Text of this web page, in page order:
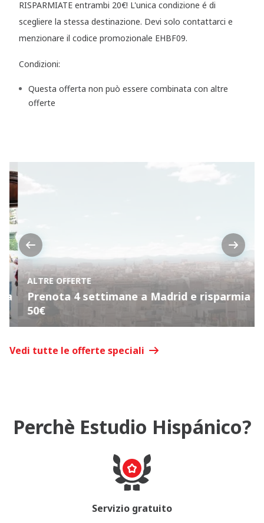
RISPARMIATE entrambi 20€! L'unica condizione é di
scegliere la stessa destinazione. Devi solo contattarci e
menzionare il codice promozionale EHBF09.
Condizioni:
Questa offerta non può essere combinata con altre
offerte
ALTRE OFFERTE
Prenota 4 settimane a Madrid e risparmia
50€
Vedi tutte le offerte speciali
Perchè Estudio Hispánico?
Servizio gratuito